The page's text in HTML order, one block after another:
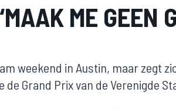
ME GEEN
weekend in Austin, maar zegt
de Grand Prix van de Verenigde